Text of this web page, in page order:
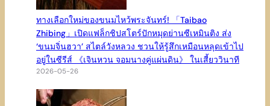
ทางเลือกใหม่ของขนมไหว้พระจันทร์! 「Taibao
Zhibing」เปิดแฟล็กชิปสโตร์ปักหมุดย่านซีเหมินติง ส่ง
‘ขนมจิ่นฮวา’ สไตล์วังหลวง ชวนให้รู้สึกเหมือนหลุดเข้าไป
อยู่ในซีรีส์ 《เจินหวน จอมนางคู่แผ่นดิน》 ในเสี้ยววินาที
2026-05-26